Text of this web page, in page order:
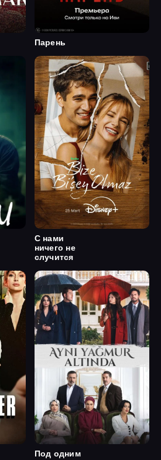
Парень
С нами
ничего не
случится
Под одним